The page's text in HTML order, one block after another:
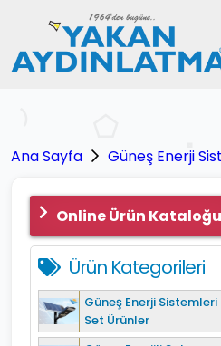
Ana Sayfa Güneş Enerji
Online Ürün Kataloğu
Ürün Kategorileri
Güneş Enerji Sistemleri
Set Ürünler